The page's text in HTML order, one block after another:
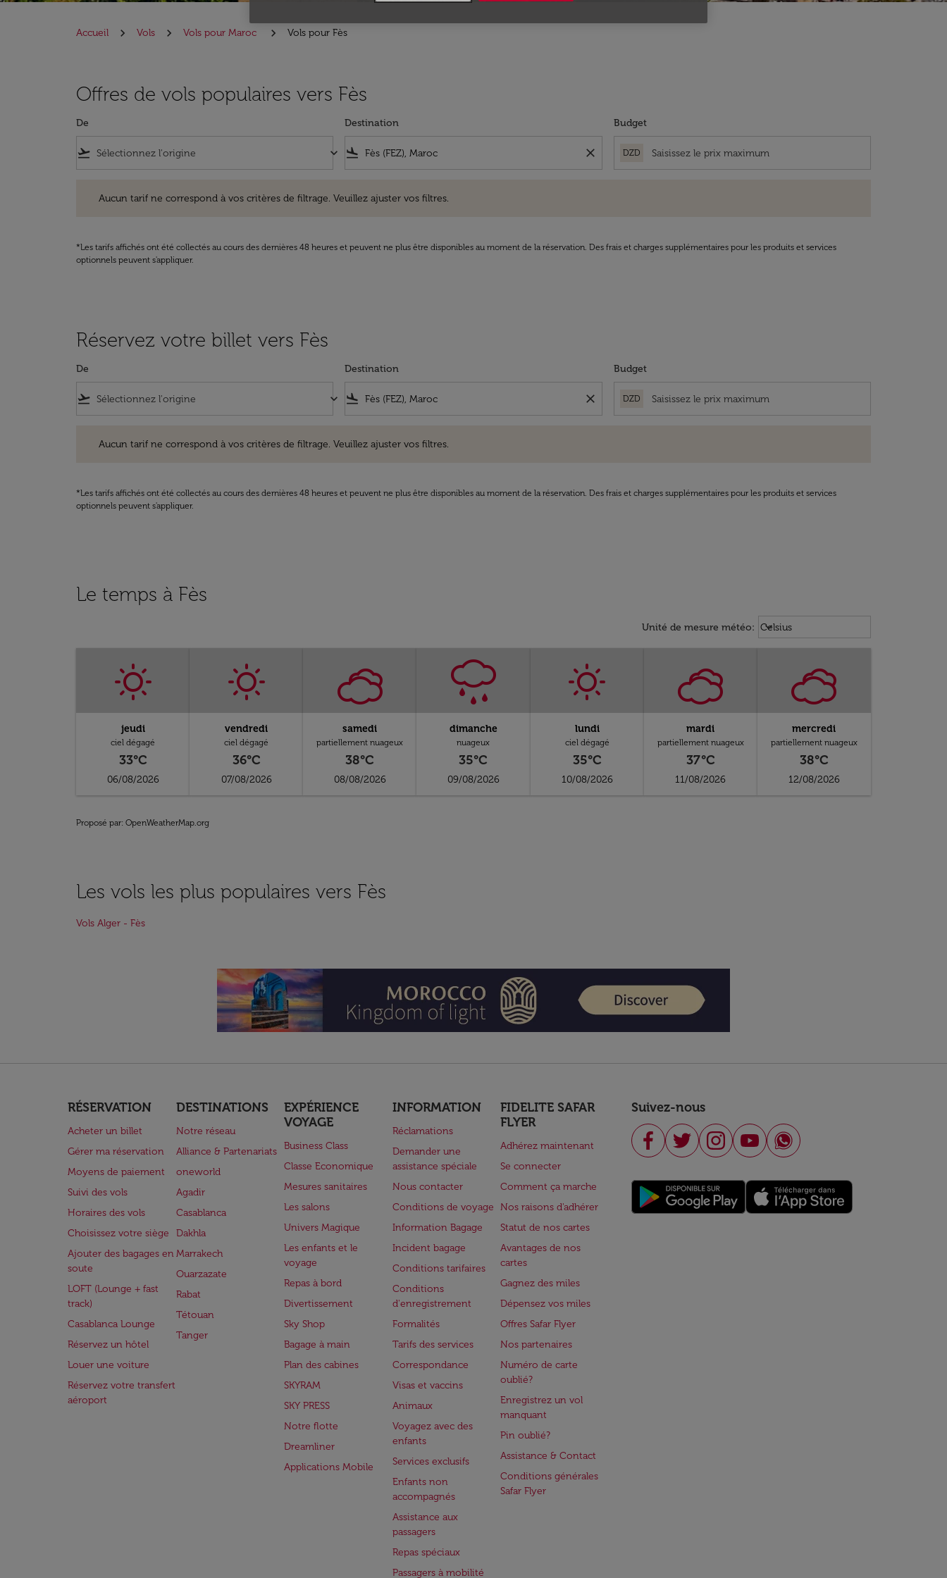
Accueil Vols Vols pour Maroc Vols pour Fès
Offres de vols populaires vers Fès
De
flight_takeoff keyboard_arrow_down
Destination
flight_land close
Budget
DZD
Aucun tarif ne correspond à vos critères de filtrage. Veuillez ajuster vos filtres.
*Les tarifs affichés ont été collectés au cours des dernières 48 heures et peuvent ne plus être disponibles au moment de la réservation. Des frais et charges supplémentaires pour les produits et services
optionnels peuvent s'appliquer.
Réservez votre billet vers Fès
De
flight_takeoff keyboard_arrow_down
Destination
flight_land close
Budget
DZD
Aucun tarif ne correspond à vos critères de filtrage. Veuillez ajuster vos filtres.
*Les tarifs affichés ont été collectés au cours des dernières 48 heures et peuvent ne plus être disponibles au moment de la réservation. Des frais et charges supplémentaires pour les produits et services
optionnels peuvent s'appliquer.
Le temps à Fès
Unité de mesure météo: Weather unit option Celsius
Celsius
keyboard_arrow_down
jeudi
ciel dégagé
33°C
06/08/2026
vendredi
ciel dégagé
36°C
07/08/2026
samedi
partiellement nuageux
38°C
08/08/2026
dimanche
nuageux
35°C
09/08/2026
lundi
ciel dégagé
35°C
10/08/2026
mardi
partiellement nuageux
37°C
11/08/2026
mercredi
partiellement nuageux
38°C
12/08/2026
Proposé par: OpenWeatherMap.org
Les vols les plus populaires vers Fès
Vols Alger - Fès
RÉSERVATION
Acheter un billet
Gérer ma réservation
Moyens de paiement
Suivi des vols
Horaires des vols
Choisissez votre siège
Ajouter des bagages en
soute
LOFT (Lounge + fast
track)
Casablanca Lounge
Réservez un hôtel
Louer une voiture
Réservez votre transfert
aéroport
DESTINATIONS
Notre réseau
Alliance & Partenariats
oneworld
Agadir
Casablanca
Dakhla
Marrakech
Ouarzazate
Rabat
Tétouan
Tanger
EXPÉRIENCE
VOYAGE
Business Class
Classe Economique
Mesures sanitaires
Les salons
Univers Magique
Les enfants et le
voyage
Repas à bord
Divertissement
Sky Shop
Bagage à main
Plan des cabines
SKYRAM
SKY PRESS
Notre flotte
Dreamliner
Applications Mobile
INFORMATION
Réclamations
Demander une
assistance spéciale
Nous contacter
Conditions de voyage
Information Bagage
Incident bagage
Conditions tarifaires
Conditions
d'enregistrement
Formalités
Tarifs des services
Correspondance
Visas et vaccins
Animaux
Voyagez avec des
enfants
Services exclusifs
Enfants non
accompagnés
Assistance aux
passagers
Repas spéciaux
Passagers à mobilité
FIDELITE SAFAR
FLYER
Adhérez maintenant
Se connecter
Comment ça marche
Nos raisons d'adhérer
Statut de nos cartes
Avantages de nos
cartes
Gagnez des miles
Dépensez vos miles
Offres Safar Flyer
Nos partenaires
Numéro de carte
oublié?
Enregistrez un vol
manquant
Pin oublié?
Assistance & Contact
Conditions générales
Safar Flyer
Suivez-nous